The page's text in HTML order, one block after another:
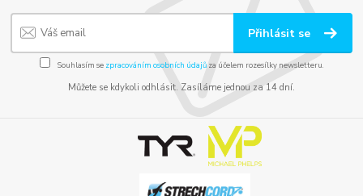
Přihlásit se
Souhlasím se zpracováním osobních údajůza účelem rozesílky newsletteru.
Můžete se kdykoli odhlásit. Zasíláme jednou za 14 dní.